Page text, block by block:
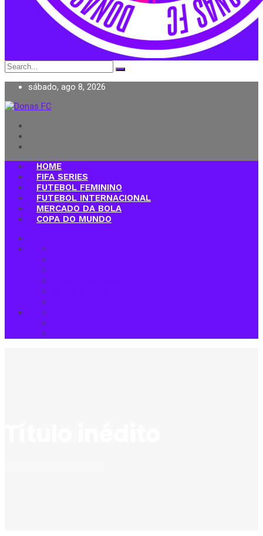
Search
for:
sábado, ago 8, 2026
Donas FC
HOME
FIFA SERIES
FUTEBOL FEMININO
FUTEBOL INTERNACIONAL
MERCADO DA BOLA
COPA DO MUNDO